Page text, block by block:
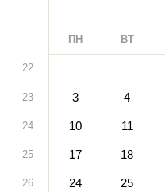
ПН ВТ
22
23 3 4
24 10 11
25 17 18
26 24 25